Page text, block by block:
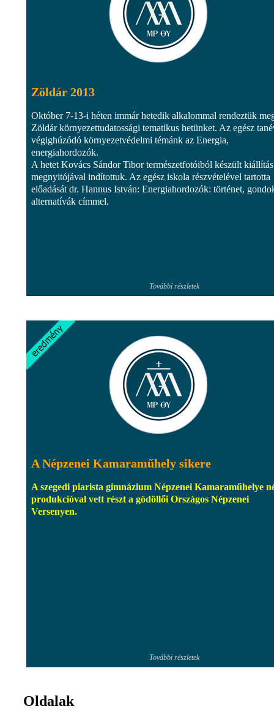
Zöldár 2013
Október 7-13-i héten immár hetedik alkalommal rendeztük
Zöldár környezettudatossági tematikus hetünket. Az egész
végighúzódó környezetvédelmi témánk az Energia,
energiahordozók.
A hetet Kovács Sándor Tibor természetfotóiból készült kiállítás
megnyitójával indítottuk. Az egész iskola részvételével tartotta
előadását dr. Hannus István: Energiahordozók: történet,
alternatívák címmel.
További részletek
A Népzenei Kamaraműhely sikere
A szegedi piarista gimnázium Népzenei Kamaraműhelye
produkcióval vett részt a gödöllői Országos Népzenei
Versenyen.
További részletek
Oldalak